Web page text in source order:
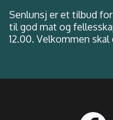
Senlunsj er et tilbud
til god mat og
12.00. Velkommen